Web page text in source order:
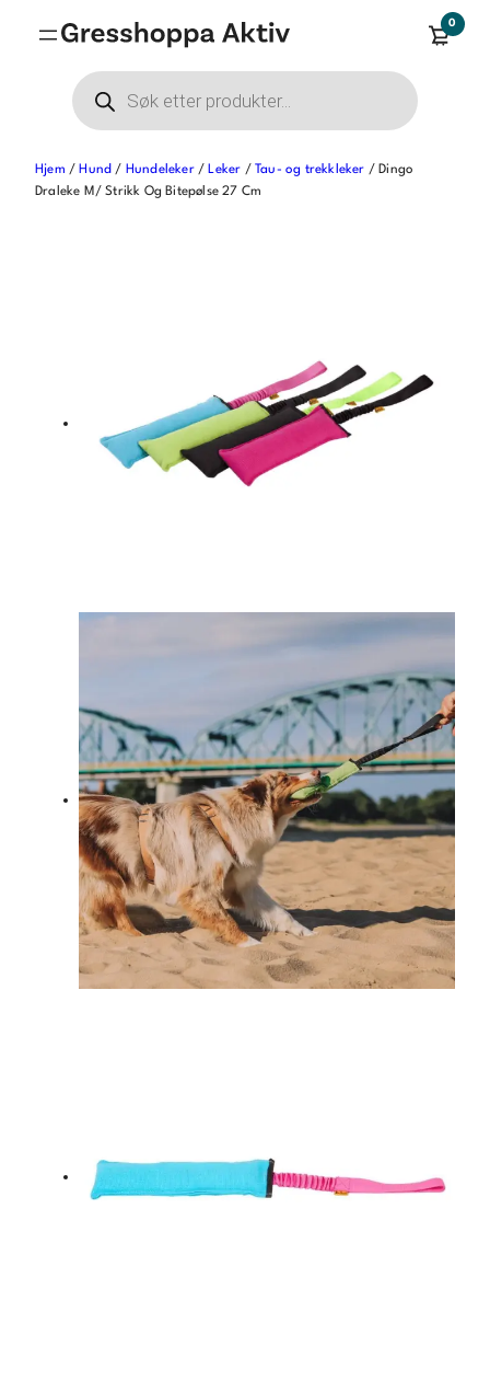
0
Products
search
Hjem /Hund / Hundeleker/Leker / Tau- og trekkleker / Dingo
Draleke M/ Strikk Og Bitepølse 27 Cm